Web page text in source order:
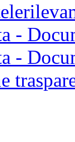
-
-